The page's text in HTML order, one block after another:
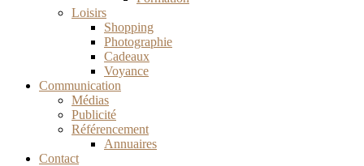
Loisirs
Shopping
Photographie
Cadeaux
Voyance
Communication
Médias
Publicité
Référencement
Annuaires
Contact